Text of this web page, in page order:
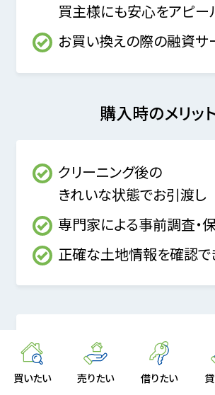
買いたい 売りたい 借りたい
買主様にも安心をアピー
お買い換えの際の融資サ
購入時のメリッ
クリーニング後の
きれいな状態でお引渡し
専門家による事前調査・
正確な土地情報を確認で
小田急 あんしんダブルサポート「ソ
各メニューの適合物件は、このマ
購入の際はぜひご検討くだ